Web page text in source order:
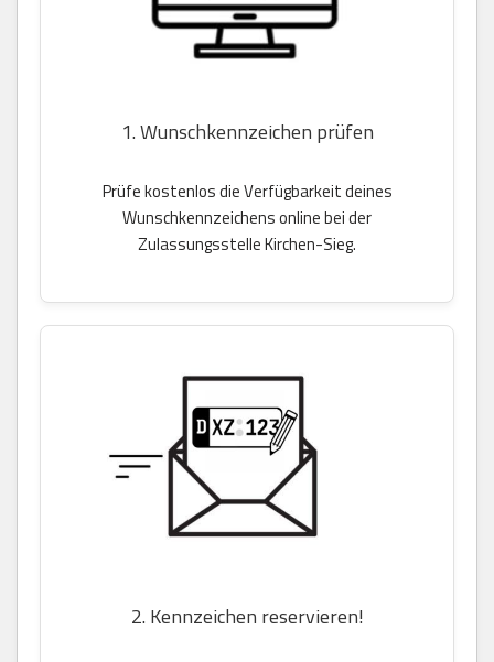
1. Wunschkennzeichen prüfen
Prüfe kostenlos die Verfügbarkeit deines
Wunschkennzeichens online bei der
Zulassungsstelle Kirchen-Sieg.
2. Kennzeichen reservieren!